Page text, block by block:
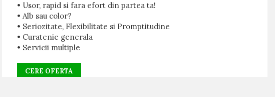
• Usor, rapid si fara efort din partea ta!
• Alb sau color?
• Seriozitate, Flexibilitate si Promptitudine
• Curatenie generala
• Servicii multiple
CERE OFERTA